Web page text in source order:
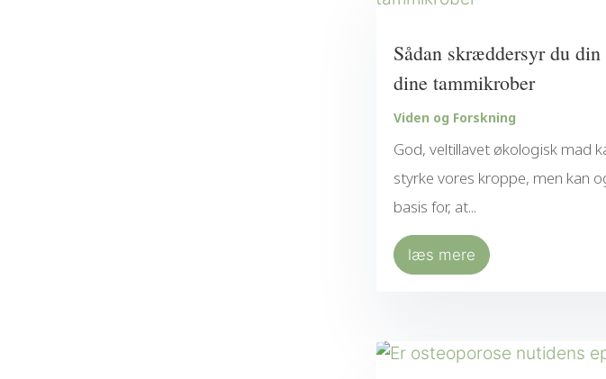
Sådan skræddersyr du
dine tammikrober
Viden og Forskning
God, veltillavet økologisk mad
styrke vores kroppe, men kan
basis for, at...
læs mere